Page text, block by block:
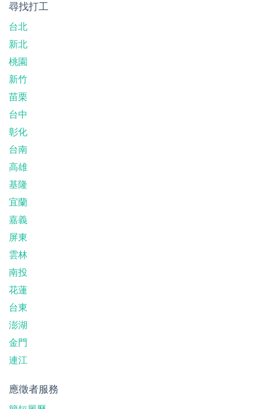
尋找打工
台北
新北
桃園
新竹
苗栗
台中
彰化
台南
高雄
基隆
宜蘭
嘉義
屏東
雲林
南投
花蓮
台東
澎湖
金門
連江
應徵者服務